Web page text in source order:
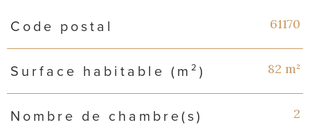
Caractéristiques Valeurs
Code postal 61170
Surface habitable (m²) 82 m²
Nombre de chambre(s) 2